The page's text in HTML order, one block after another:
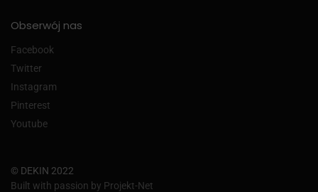
Obserwój nas
Facebook
Twitter
Instagram
Pinterest
Youtube
© DEKIN 2022
Built with passion by Projekt-Net